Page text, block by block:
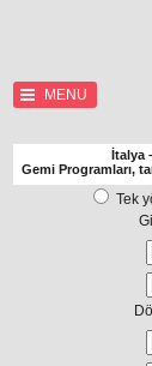
MENU
İtalya
Gemi Programları,
Tek